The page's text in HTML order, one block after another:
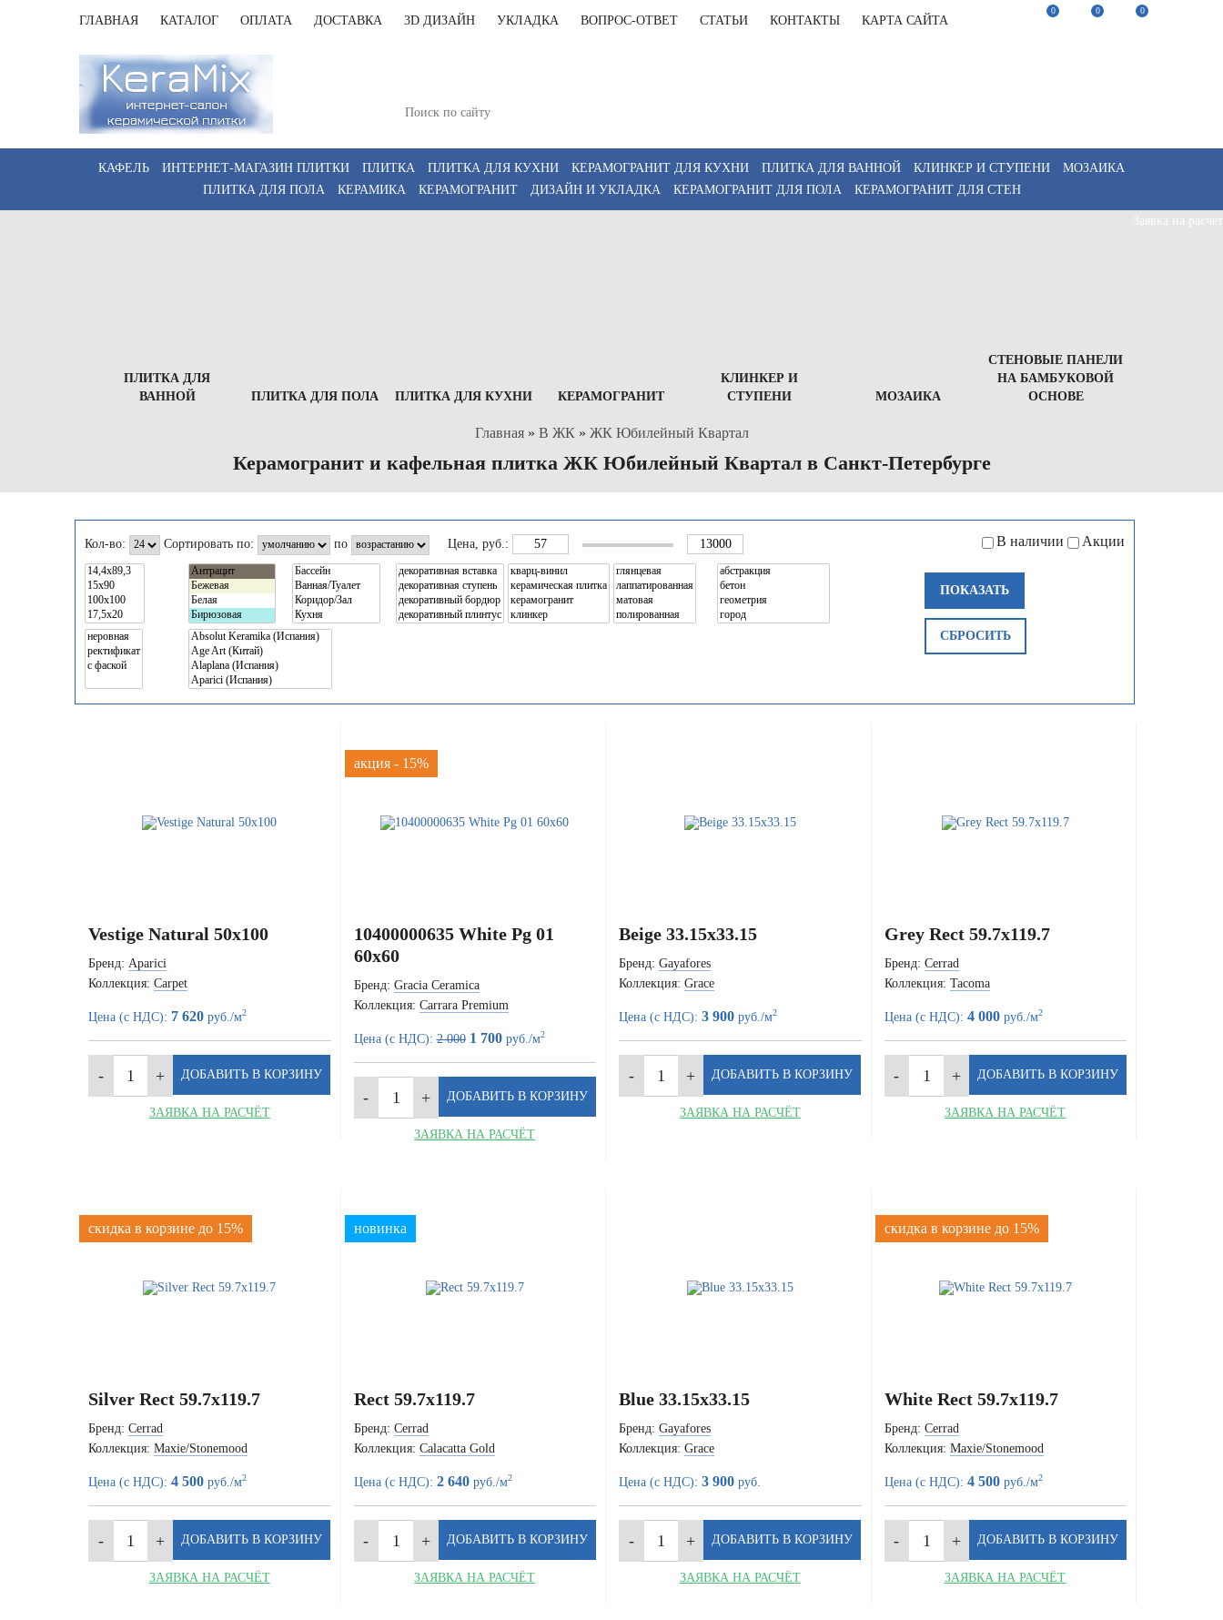
ГЛАВНАЯ КАТАЛОГ ОПЛАТА ДОСТАВКА 3D ДИЗАЙН УКЛАДКА ВОПРОС-ОТВЕТ СТАТЬИ КОНТАКТЫ КАРТА САЙТА
0 0 0
КАФЕЛЬ ИНТЕРНЕТ-МАГАЗИН ПЛИТКИ ПЛИТКА ПЛИТКА ДЛЯ КУХНИ КЕРАМОГРАНИТ ДЛЯ КУХНИ ПЛИТКА ДЛЯ ВАННОЙ КЛИНКЕР И СТУПЕНИ
МОЗАИКА
ПЛИТКА ДЛЯ ПОЛА
КЕРАМИКА КЕРАМОГРАНИТ ДИЗАЙН И УКЛАДКА КЕРАМОГРАНИТ ДЛЯ ПОЛА КЕРАМОГРАНИТ ДЛЯ СТЕН
ПЛИТКА ДЛЯ
ВАННОЙ
ПЛИТКА ДЛЯ ПОЛА ПЛИТКА ДЛЯ КУХНИ КЕРАМОГРАНИТ
КЛИНКЕР И
СТУПЕНИ
МОЗАИКА
СТЕНОВЫЕ ПАНЕЛИ
НА БАМБУКОВОЙ
ОСНОВЕ
Главная » В ЖК » ЖК Юбилейный Квартал
Керамогранит и кафельная плитка ЖК Юбилейный Квартал в Санкт-Петербурге
Кол-во: Сортировать по: по Цена, руб.: Акции
В наличии
ПОКАЗАТЬ
СБРОСИТЬ
Vestige Natural 50x100
Бренд: Aparici
Коллекция: Carpet
Цена (с НДС): 7 620 руб./м2
ЗАЯВКА НА РАСЧЁТ
акция - 15%
10400000635 White Pg 01
60x60
Бренд: Gracia Ceramica
Коллекция: Carrara Premium
Цена (с НДС):2 000 1 700руб./м2
ЗАЯВКА НА РАСЧЁТ
Beige 33.15x33.15
Бренд: Gayafores
Коллекция: Grace
Цена (с НДС): 3 900 руб./м2
ЗАЯВКА НА РАСЧЁТ
Grey Rect 59.7x119.7
Бренд: Cerrad
Коллекция: Tacoma
Цена (с НДС): 4 000руб./м2
ЗАЯВКА НА РАСЧЁТ
скидка в корзине до 15%
Silver Rect 59.7x119.7
Бренд: Cerrad
Коллекция: Maxie/Stonemood
Цена (с НДС): 4 500 руб./м2
ЗАЯВКА НА РАСЧЁТ
новинка
Rect 59.7x119.7
Бренд: Cerrad
Коллекция: Calacatta Gold
Цена (с НДС): 2 640руб./м2
ЗАЯВКА НА РАСЧЁТ
Blue 33.15x33.15
Бренд: Gayafores
Коллекция: Grace
Цена (с НДС): 3 900 руб.
ЗАЯВКА НА РАСЧЁТ
скидка в корзине до 15%
White Rect 59.7x119.7
Бренд: Cerrad
Коллекция: Maxie/Stonemood
Цена (с НДС): 4 500руб./м2
ЗАЯВКА НА РАСЧЁТ
Заявка на расчёт